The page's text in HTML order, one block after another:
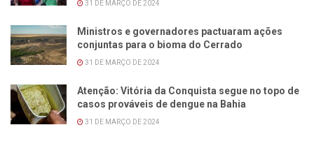
31 DE MARÇO DE 2024
Ministros e governadores pactuaram ações
conjuntas para o bioma do Cerrado
31 DE MARÇO DE 2024
Atenção: Vitória da Conquista segue no topo de
casos prováveis de dengue na Bahia
31 DE MARÇO DE 2024